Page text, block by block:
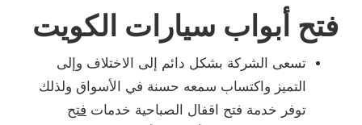
فتح أبواب سيارات الكويت
تسعى الشركة بشكل دائم إلى الاختلاف وإلى
التميز واكتساب سمعه حسنة في الأسواق ولذلك
توفر خدمة فتح اقفال الصباحية خدمات فتح